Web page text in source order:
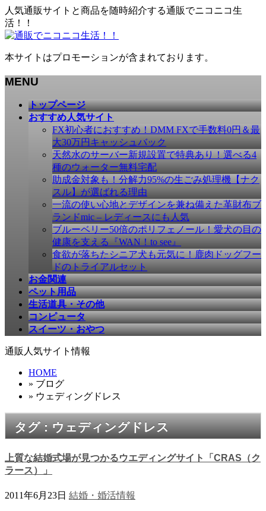
人気通販サイトと商品を随時紹介する通販でニコニコ生
活！！
本サイトはプロモーションが含まれております。
MENU
トップページ
おすすめ人気サイト
FX初心者におすすめ！DMM FXで手数料0円＆最
大30万円キャッシュバック
天然水のサーバー新規設置で特典あり！選べる4
種のウォーター無料宅配
助成金対象も！分解力95%の生ごみ処理機【ナク
スル】が選ばれる理由
一流の使い心地とデザインを兼ね備えた革財布ブ
ランドmic – レディースにも人気
ブルーベリー50倍のポリフェノール！愛犬の目の
健康を支える『WAN！to see』
食欲が落ちたシニア犬も元気に！鹿肉ドッグフー
ドのトライアルセット
お金関連
ペット用品
生活道具・その他
コンピュータ
スイーツ・おやつ
通販人気サイト情報
HOME
» ブログ
» ウェディングドレス
タグ : ウェディングドレス
上質な結婚式場が見つかるウエディングサイト「CRAS（ク
ラース）」
2011年6月23日 結婚・婚活情報